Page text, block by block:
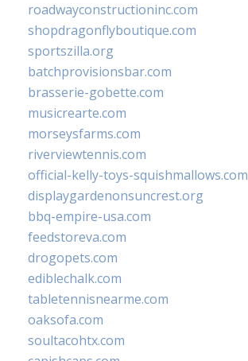
roadwayconstructioninc.com
shopdragonflyboutique.com
sportszilla.org
batchprovisionsbar.com
brasserie-gobette.com
musicrearte.com
morseysfarms.com
riverviewtennis.com
official-kelly-toys-squishmallows.com
displaygardenonsuncrest.org
bbq-empire-usa.com
feedstoreva.com
drogopets.com
ediblechalk.com
tabletennisnearme.com
oaksofa.com
soultacohtx.com